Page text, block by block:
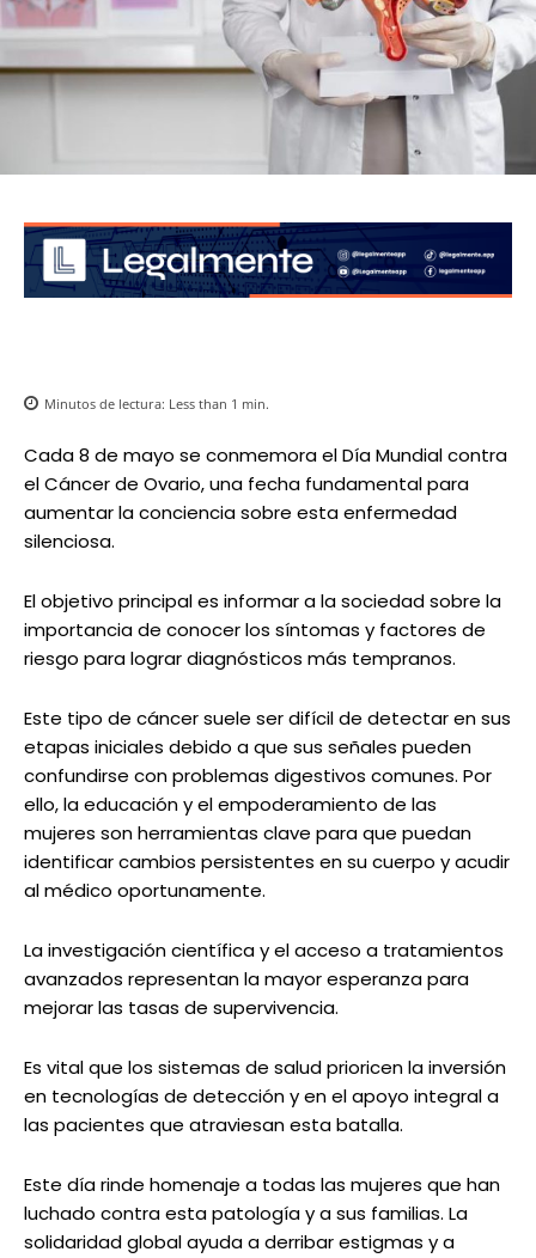
Minutos de lectura: Less than 1 min.
Cada 8 de mayo se conmemora el Día Mundial contra
el Cáncer de Ovario, una fecha fundamental para
aumentar la conciencia sobre esta enfermedad
silenciosa.
El objetivo principal es informar a la sociedad sobre la
importancia de conocer los síntomas y factores de
riesgo para lograr diagnósticos más tempranos.
Este tipo de cáncer suele ser difícil de detectar en sus
etapas iniciales debido a que sus señales pueden
confundirse con problemas digestivos comunes. Por
ello, la educación y el empoderamiento de las
mujeres son herramientas clave para que puedan
identificar cambios persistentes en su cuerpo y acudir
al médico oportunamente.
La investigación científica y el acceso a tratamientos
avanzados representan la mayor esperanza para
mejorar las tasas de supervivencia.
Es vital que los sistemas de salud prioricen la inversión
en tecnologías de detección y en el apoyo integral a
las pacientes que atraviesan esta batalla.
Este día rinde homenaje a todas las mujeres que han
luchado contra esta patología y a sus familias. La
solidaridad global ayuda a derribar estigmas y a